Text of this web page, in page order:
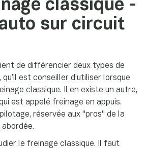
classique -
sur circuit
de différencier deux types de
est conseiller d’utiliser lorsque
classique. Il en existe un autre,
est appelé freinage en appuis.
réservée aux "pros" de la
le freinage classique. Il faut